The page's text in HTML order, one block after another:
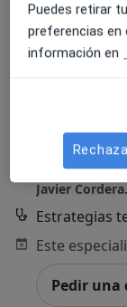
Javier
Psicólogo·Ver
Calle
Javier
Pedir una
Puedes retirar
preferencias en
información en